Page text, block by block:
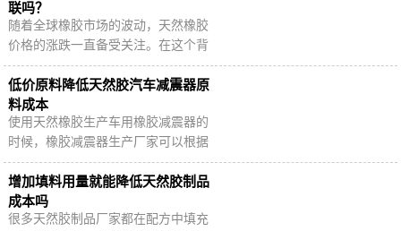
产高品质发泡橡…
联吗？
随着全球橡胶市场的波动，天然橡胶
价格的涨跌一直备受关注。在这个背
景下，副牌落地天然胶作为一种替代
品，备受关注。
低价原料降低天然胶汽车减震器原
料成本
使用天然橡胶生产车用橡胶减震器的
时候，橡胶减震器生产厂家可以根据
实际需求添加适量的乳胶再生胶、轮
胎再生胶或废轮胎胶粉，降低减震器
生产成本。
增加填料用量就能降低天然胶制品
成本吗
很多天然胶制品厂家都在配方中填充